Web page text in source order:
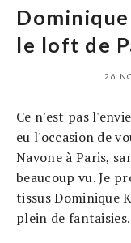
le loft de
26
Ce n'est pas
eu l'occasion de
Navone à Paris,
beaucoup vu. Je
tissus Dominique
plein de fantaisies.